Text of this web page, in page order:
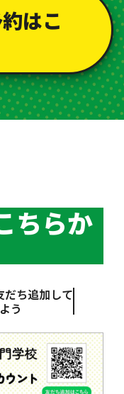
はこ
ちらか
だち追加して
う